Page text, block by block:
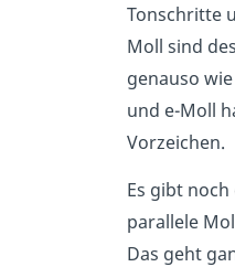
Tonschritte
Moll sind
genauso
und e-Moll
Vorzeichen.
Es gibt
parallele
Das geht